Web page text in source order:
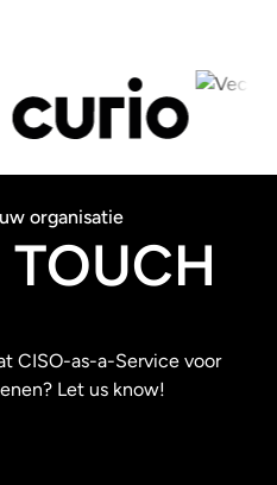
organisatie
CISO-as-a-Service voor
Let us know!